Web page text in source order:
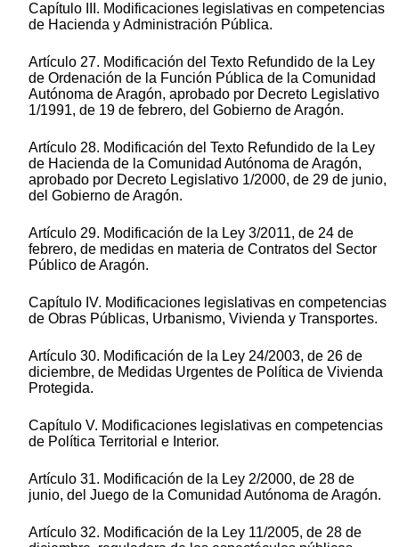
Capítulo III. Modificaciones legislativas en competencias
de Hacienda y Administración Pública.
Artículo 27. Modificación del Texto Refundido de la Ley
de Ordenación de la Función Pública de la Comunidad
Autónoma de Aragón, aprobado por Decreto Legislativo
1/1991, de 19 de febrero, del Gobierno de Aragón.
Artículo 28. Modificación del Texto Refundido de la Ley
de Hacienda de la Comunidad Autónoma de Aragón,
aprobado por Decreto Legislativo 1/2000, de 29 de junio,
del Gobierno de Aragón.
Artículo 29. Modificación de la Ley 3/2011, de 24 de
febrero, de medidas en materia de Contratos del Sector
Público de Aragón.
Capítulo IV. Modificaciones legislativas en competencias
de Obras Públicas, Urbanismo, Vivienda y Transportes.
Artículo 30. Modificación de la Ley 24/2003, de 26 de
diciembre, de Medidas Urgentes de Política de Vivienda
Protegida.
Capítulo V. Modificaciones legislativas en competencias
de Política Territorial e Interior.
Artículo 31. Modificación de la Ley 2/2000, de 28 de
junio, del Juego de la Comunidad Autónoma de Aragón.
Artículo 32. Modificación de la Ley 11/2005, de 28 de